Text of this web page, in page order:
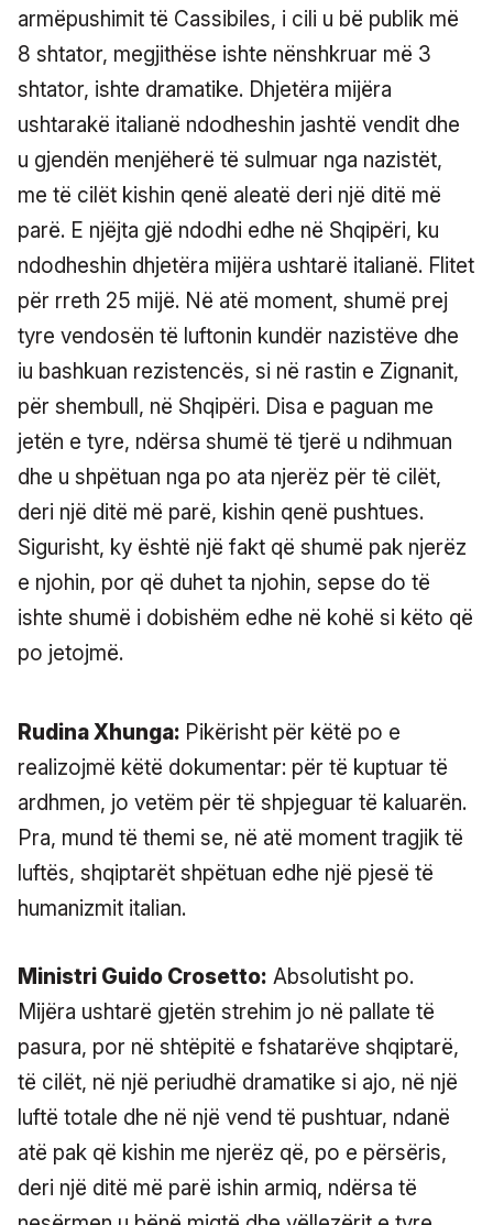
armëpushimit të Cassibiles, i cili u bë publik më
8 shtator, megjithëse ishte nënshkruar më 3
shtator, ishte dramatike. Dhjetëra mijëra
ushtarakë italianë ndodheshin jashtë vendit dhe
u gjendën menjëherë të sulmuar nga nazistët,
me të cilët kishin qenë aleatë deri një ditë më
parë. E njëjta gjë ndodhi edhe në Shqipëri, ku
ndodheshin dhjetëra mijëra ushtarë italianë. Flitet
për rreth 25 mijë. Në atë moment, shumë prej
tyre vendosën të luftonin kundër nazistëve dhe
iu bashkuan rezistencës, si në rastin e Zignanit,
për shembull, në Shqipëri. Disa e paguan me
jetën e tyre, ndërsa shumë të tjerë u ndihmuan
dhe u shpëtuan nga po ata njerëz për të cilët,
deri një ditë më parë, kishin qenë pushtues.
Sigurisht, ky është një fakt që shumë pak njerëz
e njohin, por që duhet ta njohin, sepse do të
ishte shumë i dobishëm edhe në kohë si këto që
po jetojmë.
Rudina Xhunga: Pikërisht për këtë po e
realizojmë këtë dokumentar: për të kuptuar të
ardhmen, jo vetëm për të shpjeguar të kaluarën.
Pra, mund të themi se, në atë moment tragjik të
luftës, shqiptarët shpëtuan edhe një pjesë të
humanizmit italian.
Ministri Guido Crosetto: Absolutisht po.
Mijëra ushtarë gjetën strehim jo në pallate të
pasura, por në shtëpitë e fshatarëve shqiptarë,
të cilët, në një periudhë dramatike si ajo, në një
luftë totale dhe në një vend të pushtuar, ndanë
atë pak që kishin me njerëz që, po e përsëris,
deri një ditë më parë ishin armiq, ndërsa të